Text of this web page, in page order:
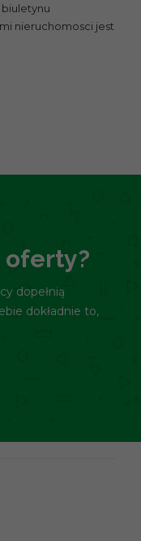
nieruchomosci jest
oferty?
dopełnią
dokładnie to,